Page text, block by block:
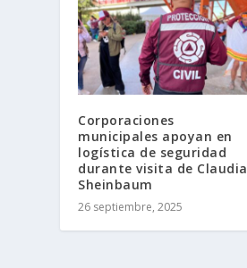
Corporaciones
municipales apoyan en
logística de seguridad
durante visita de Claudia
Sheinbaum
26 septiembre, 2025